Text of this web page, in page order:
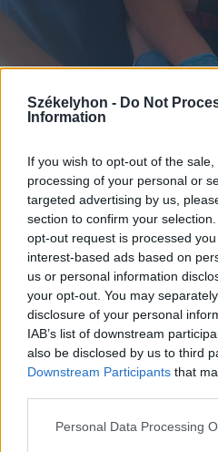
Székelyhon - Do Not
Information
If you wish to opt-out of the
processing of your personal or
targeted advertising by us,
section to confirm your
opt-out request is processed
interest-based ads based on
us or personal information
your opt-out. You may
disclosure of your personal
IAB’s list of downstream
also be disclosed by us to third
Downstream Participants that
Personal Data Processing
2026. augusztus 08.,
Húsdarálógépbe
kétéves gyerek
is szükség volt a